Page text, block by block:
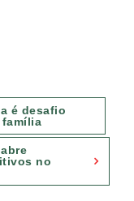
é desafio
família
no